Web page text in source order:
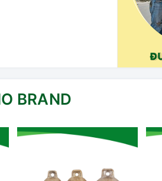
BRAND